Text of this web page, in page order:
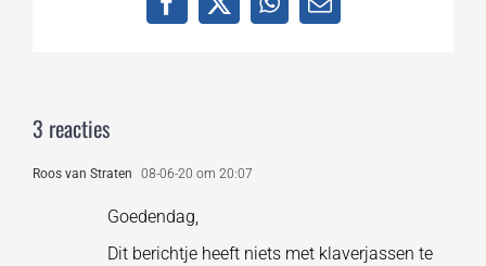
Facebook
X WhatsApp
E-
3 reacties
Roos van Straten 08-06-20 om 20:07
Goedendag,
Dit berichtje heeft niets met klaverjassen te